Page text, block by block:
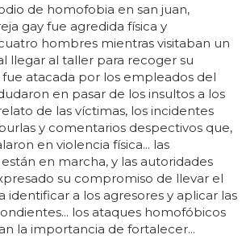
de homofobia en san juan,
gay fue agredida física y
hombres mientras visitaban un
llegar al taller para recoger su
atacada por los empleados del
en pasar de los insultos a los
de las víctimas, los incidentes
y comentarios despectivos que,
en violencia física... las
en marcha, y las autoridades
su compromiso de llevar el
identificar a los agresores y aplicar las
los ataques homofóbicos
la importancia de fortalecer...